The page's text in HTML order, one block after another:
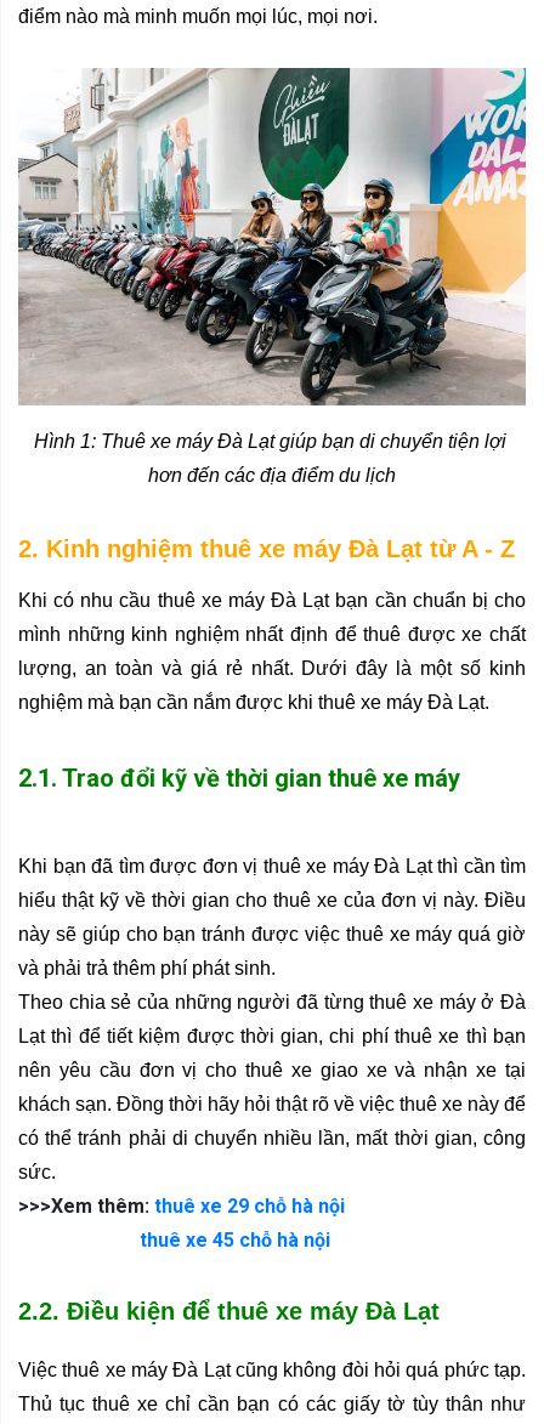
điểm nào mà minh muốn mọi lúc, mọi nơi.
Hình 1: Thuê xe máy Đà Lạt giúp bạn di chuyển tiện lợi
hơn đến các địa điểm du lịch
2. Kinh nghiệm thuê xe máy Đà Lạt từ A - Z
Khi có nhu cầu thuê xe máy Đà Lạt bạn cần chuẩn bị cho
mình những kinh nghiệm nhất định để thuê được xe chất
lượng, an toàn và giá rẻ nhất. Dưới đây là một số kinh
nghiệm mà bạn cần nắm được khi thuê xe máy Đà Lạt.
2.1. Trao đổi kỹ về thời gian thuê xe máy
Khi bạn đã tìm được đơn vị thuê xe máy Đà Lạt thì cần tìm
hiểu thật kỹ về thời gian cho thuê xe của đơn vị này. Điều
này sẽ giúp cho bạn tránh được việc thuê xe máy quá giờ
và phải trả thêm phí phát sinh.
Theo chia sẻ của những người đã từng thuê xe máy ở Đà
Lạt thì để tiết kiệm được thời gian, chi phí thuê xe thì bạn
nên yêu cầu đơn vị cho thuê xe giao xe và nhận xe tại
khách sạn. Đồng thời hãy hỏi thật rõ về việc thuê xe này để
có thể tránh phải di chuyển nhiều lần, mất thời gian, công
sức.
>>>Xem thêm: thuê xe 29 chỗ hà nội
thuê xe 45 chỗ hà nội
2.2. Điều kiện để thuê xe máy Đà Lạt
Việc thuê xe máy Đà Lạt cũng không đòi hỏi quá phức tạp.
Thủ tục thuê xe chỉ cần bạn có các giấy tờ tùy thân như